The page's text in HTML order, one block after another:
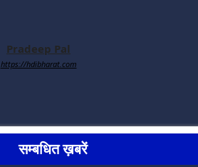
Pradeep Pal
https://hdibharat.com
सम्बधित ख़बरें